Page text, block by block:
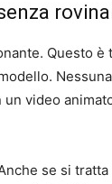
Questo è
video
se si tratta